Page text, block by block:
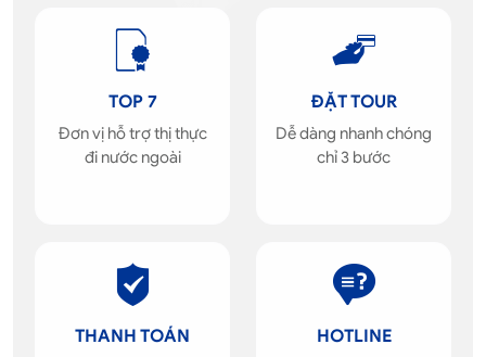
TOP 7
Đơn vị hỗ trợ thị thực
đi nước ngoài
ĐẶT TOUR
Dễ dàng nhanh chóng
chỉ 3 bước
THANH TOÁN HOTLINE